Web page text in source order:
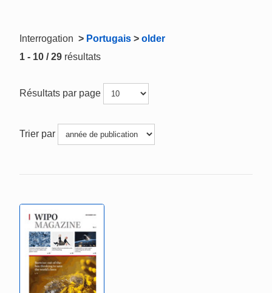
Interrogation > Portugais > older
1 - 10 / 29 résultats
Résultats par page
Trier par